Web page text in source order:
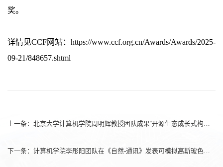
奖。
详情见CCF网站： https://www.ccf.org.cn/Awards/Awards/2025-
09-21/848657.shtml
上一条： 北京大学计算机学院周明辉教授团队成果“开源生态成长式构建关键技术研发及大规模应用”获北京市科技进步一等奖
下一条： ​计算机学院李彤阳团队在《自然-通讯》发表可模拟高斯玻色采样的高效经典采样算法